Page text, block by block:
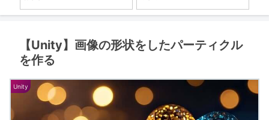
【Unity】画像の形状をしたパーティクル
を作る
Unity